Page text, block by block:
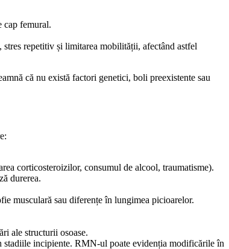
cap femural.
repetitiv și limitarea mobilității, afectând astfel
că nu există factori genetici, boli preexistente sau
corticosteroizilor, consumul de alcool, traumatisme).
durerea.
musculară sau diferențe în lungimea picioarelor.
ale structurii osoase.
stadiile incipiente. RMN-ul poate evidenția modificările în